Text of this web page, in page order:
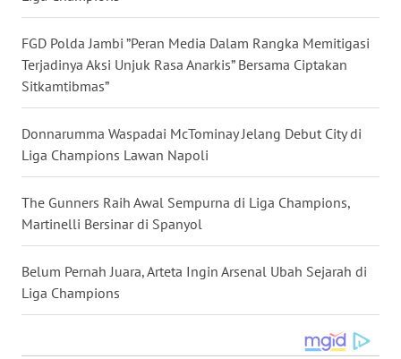
FGD Polda Jambi ”Peran Media Dalam Rangka Memitigasi
Terjadinya Aksi Unjuk Rasa Anarkis” Bersama Ciptakan
Sitkamtibmas”
Donnarumma Waspadai McTominay Jelang Debut City di
Liga Champions Lawan Napoli
The Gunners Raih Awal Sempurna di Liga Champions,
Martinelli Bersinar di Spanyol
Belum Pernah Juara, Arteta Ingin Arsenal Ubah Sejarah di
Liga Champions
WN
SUMBAR
SUMSEL
WN
BENGKULU
WN
LAMPUNG
WN